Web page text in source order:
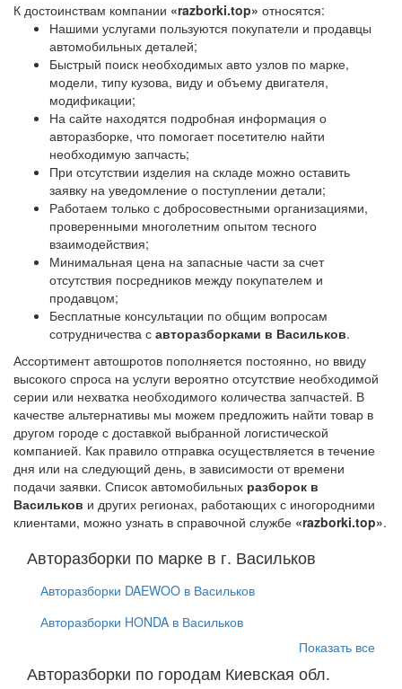
К достоинствам компании «razborki.top» относятся:
Нашими услугами пользуются покупатели и продавцы
автомобильных деталей;
Быстрый поиск необходимых авто узлов по марке,
модели, типу кузова, виду и объему двигателя,
модификации;
На сайте находятся подробная информация о
авторазборке, что помогает посетителю найти
необходимую запчасть;
При отсутствии изделия на складе можно оставить
заявку на уведомление о поступлении детали;
Работаем только с добросовестными организациями,
проверенными многолетним опытом тесного
взаимодействия;
Минимальная цена на запасные части за счет
отсутствия посредников между покупателем и
продавцом;
Бесплатные консультации по общим вопросам
сотрудничества с авторазборками в Васильков.
Ассортимент автошротов пополняется постоянно, но ввиду
высокого спроса на услуги вероятно отсутствие необходимой
серии или нехватка необходимого количества запчастей. В
качестве альтернативы мы можем предложить найти товар в
другом городе с доставкой выбранной логистической
компанией. Как правило отправка осуществляется в течение
дня или на следующий день, в зависимости от времени
подачи заявки. Список автомобильных разборок в
Васильков и других регионах, работающих с иногородними
клиентами, можно узнать в справочной службе «razborki.top».
Авторазборки по марке в г. Васильков
Авторазборки DAEWOO в Васильков
Авторазборки HONDA в Васильков
Показать все
Авторазборки по городам Киевская обл.